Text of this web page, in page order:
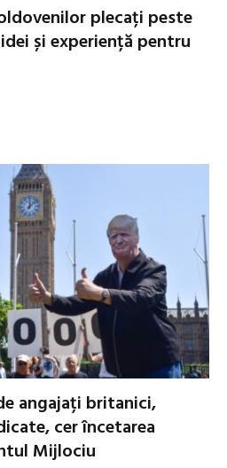
plecați peste
și experiență pentru
angajați britanici,
cer încetarea
Mijlociu